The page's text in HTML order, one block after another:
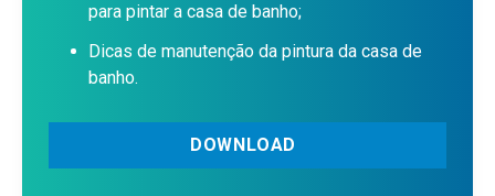
para pintar a casa de banho;
Dicas de manutenção da pintura da casa de
banho.
DOWNLOAD